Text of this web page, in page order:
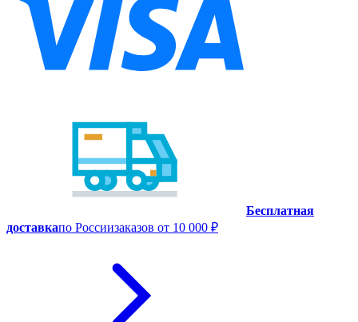
Бесплатная
доставкапо Россиизаказов от 10 000 ₽